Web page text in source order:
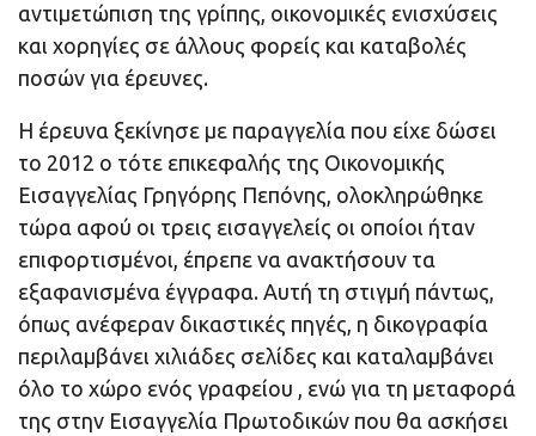
αντιμετώπιση της γρίπης, οικονομικές ενισχύσεις
και χορηγίες σε άλλους φορείς και καταβολές
ποσών για έρευνες.
Η έρευνα ξεκίνησε με παραγγελία που είχε δώσει
το 2012 ο τότε επικεφαλής της Οικονομικής
Εισαγγελίας Γρηγόρης Πεπόνης, ολοκληρώθηκε
τώρα αφού οι τρεις εισαγγελείς οι οποίοι ήταν
επιφορτισμένοι, έπρεπε να ανακτήσουν τα
εξαφανισμένα έγγραφα. Αυτή τη στιγμή πάντως,
όπως ανέφεραν δικαστικές πηγές, η δικογραφία
περιλαμβάνει χιλιάδες σελίδες και καταλαμβάνει
όλο το χώρο ενός γραφείου , ενώ για τη μεταφορά
της στην Εισαγγελία Πρωτοδικών που θα ασκήσει